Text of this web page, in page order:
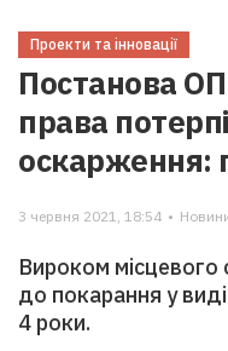
Проекти та інновації
Постанова
права
оскарження:
3 червня 2021, 18:54 •
Вироком
до покарання у
4 роки.